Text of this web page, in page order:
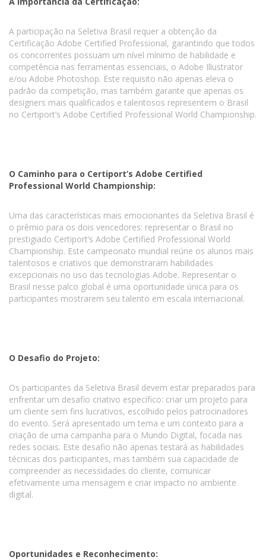
A participação na Seletiva Brasil requer a obtenção da
Certificação Adobe Certified Professional, garantindo que todos
os concorrentes possuam um nível mínimo de habilidade e
competência nas ferramentas essenciais, o Adobe Illustrator
e/ou Adobe Photoshop. Este requisito não apenas eleva o
padrão da competição, mas também garante que apenas os
designers mais qualificados e talentosos representem o Brasil
no Certiport’s Adobe Certified Professional World Championship.
O Caminho para o Certiport’s Adobe Certified
Professional World Championship:
Uma das características mais emocionantes da Seletiva Brasil é
o prêmio para os dois vencedores: representar o Brasil no
prestigiado Certiport’s Adobe Certified Professional World
Championship. Este campeonato mundial reúne os alunos mais
talentosos e criativos que demonstraram habilidades
excepcionais no uso das tecnologias Adobe. Representar o
Brasil nesse palco global é uma oportunidade única para os
participantes mostrarem seu talento em escala internacional.
O Desafio do Projeto:
Os participantes da Seletiva Brasil devem estar preparados para
enfrentar um desafio criativo específico: criar um projeto para
um cliente sem fins lucrativos, escolhido pelos patrocinadores
do evento. Será apresentado um tema e um contexto para a
criação de uma campanha para o Mundo Digital, focada nas
redes sociais. Este desafio não apenas testará as habilidades
técnicas dos participantes, mas também sua capacidade de
compreender as necessidades do cliente, comunicar
efetivamente uma mensagem e criar impacto no ambiente
digital.
Oportunidades e Reconhecimento: